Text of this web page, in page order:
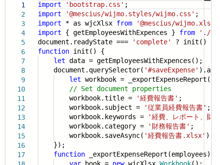
1
2
3
4
5
6
7
8
9
10
11
12
13
14
15
16
17
import 'bootstrap.css' ;
import
'@mescius/wijmo.styles/wijmo.css' ;
import * as wjcXlsx from '@mescius/wijmo.xlsx'
import { getEmployeesWithExpences } from
'./
document.readyState ===
'complete'
? init() :
function init() {
let data = getEmployeesWithExpences();
document.querySelector( '#saveExpense'
let workbook =
// Set document properties
workbook.title =
'経費報告書' ;
workbook.subject =
'従業員経費報告書' ;
workbook.keywords =
'経費、レポート、財
workbook.category =
'財務報告書' ;
workbook.saveAsync( '経費報告書.xlsx' );
});
function _exportExpenseReport(employees) {